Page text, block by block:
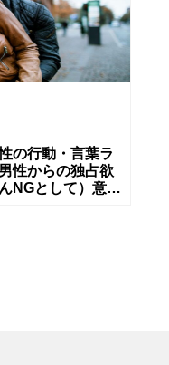
の行動・言葉ラ
性からの独占欲
NGとして）意外